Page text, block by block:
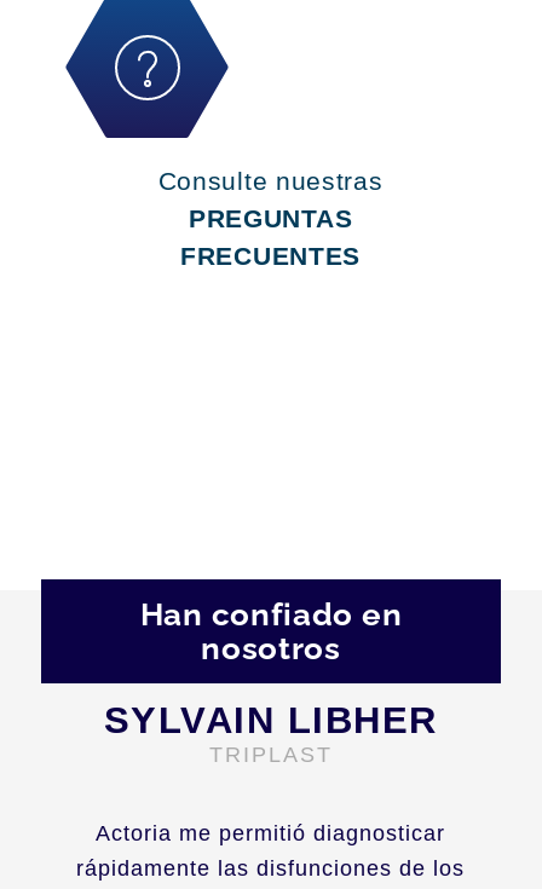
Consulte nuestras
PREGUNTAS
FRECUENTES
Han confiado en
nosotros
Actoria me permitió diagnosticar
rápidamente las disfunciones de los
SYLVAIN LIBHER
TRIPLAST